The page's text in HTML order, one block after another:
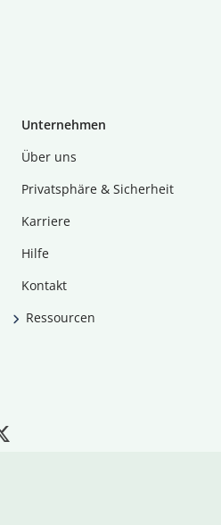
Unternehmen
Über uns
Privatsphäre & Sicherheit
Karriere
Hilfe
Kontakt
Ressourcen